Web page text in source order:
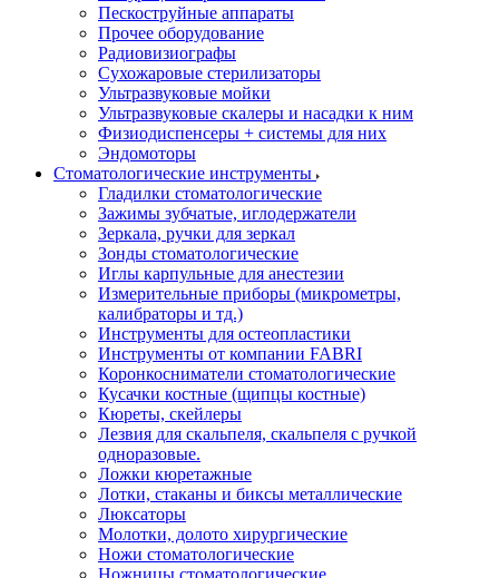
Пескоструйные аппараты
Прочее оборудование
Радиовизиографы
Сухожаровые стерилизаторы
Ультразвуковые мойки
Ультразвуковые скалеры и насадки к ним
Физиодиспенсеры + системы для них
Эндомоторы
Стоматологические инструменты
Гладилки стоматологические
Зажимы зубчатые, иглодержатели
Зеркала, ручки для зеркал
Зонды стоматологические
Иглы карпульные для анестезии
Измерительные приборы (микрометры,
калибраторы и тд.)
Инструменты для остеопластики
Инструменты от компании FABRI
Коронкосниматели стоматологические
Кусачки костные (щипцы костные)
Кюреты, скейлеры
Лезвия для скальпеля, скальпеля с ручкой
одноразовые.
Ложки кюретажные
Лотки, стаканы и биксы металлические
Люксаторы
Молотки, долото хирургические
Ножи стоматологические